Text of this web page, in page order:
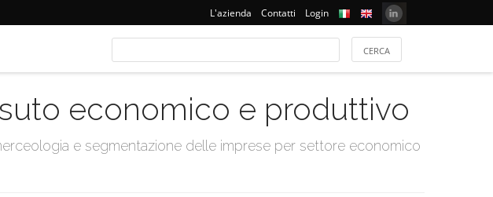
L'azienda Contatti Login
economico e produttivo
e segmentazione delle imprese per settore economico